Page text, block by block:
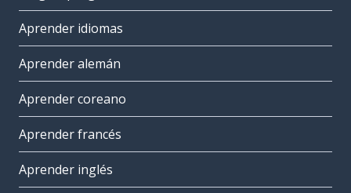
Aprender idiomas
Aprender alemán
Aprender coreano
Aprender francés
Aprender inglés